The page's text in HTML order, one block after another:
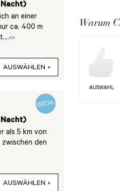
Nacht)
an einer
ca. 400 m
»»
AUSWÄHLEN
Nacht)
als 5 km von
den
AUSWÄHLEN
Warum
AUSWAHL